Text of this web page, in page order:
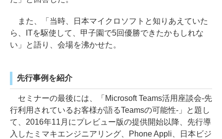
また、「当時、日本マイクロソフトと知りあえていた
ら、ITを駆使して、甲子園で5回優勝できたかもしれな
い」と語り、会場を沸かせた。
先行事例を紹介
セミナーの最後には、「Microsoft Teams活用座談会-先
行利用されているお客様が語るTeamsの可能性-」と題し
て、2016年11月にプレビュー版の提供開始以降、先行導
入したミマキエンジニアリング、Phone Appli、日本ビジ